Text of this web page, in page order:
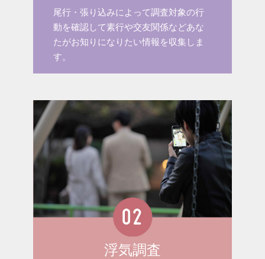
尾行・張り込みによって調査対象の行
動を確認して素行や交友関係などあな
たがお知りになりたい情報を収集しま
す。
浮気調査